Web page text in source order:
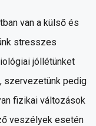
van a külső és
stresszes
jóllétünket
szervezetünk pedig
fizikai változások
veszélyek esetén